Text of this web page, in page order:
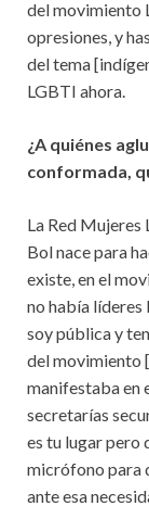
del movimiento
opresiones, y
del tema
LGBTI ahora.
¿A quiénes
conformada,
La Red Mujeres
Bol nace para
existe, en el
no había líderes
soy pública y
del movimiento
manifestaba en
secretarías
es tu lugar pero
micrófono para
ante esa